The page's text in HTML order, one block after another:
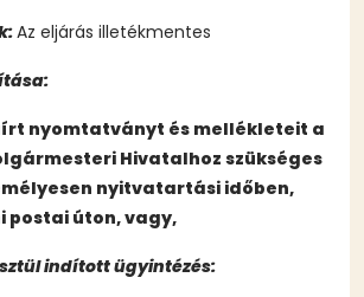
Az eljárás illetékmentes
nyomtatványt és mellékleteit a
Hivatalhoz szükséges
nyitvatartási időben,
úton, vagy,
indított ügyintézés: